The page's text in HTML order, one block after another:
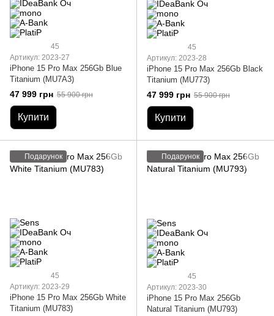
45
Артикул: 2023-27
iPhone 15 Pro Max 256Gb Blue
Titanium (MU7A3)
47 999 грн 55 900 грн
Купити
45
Артикул: 2023-28
iPhone 15 Pro Max 256Gb Black
Titanium (MU773)
47 999 грн 55 900 грн
Купити
Подарунок
45
Артикул: 2023-29
iPhone 15 Pro Max 256Gb White
Titanium (MU783)
Подарунок
45
Артикул: 2023-30
iPhone 15 Pro Max 256Gb
Natural Titanium (MU793)